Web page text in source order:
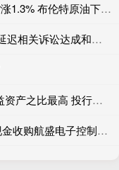
港股T+0配资APP下载 盘前：纳指期货涨1.3% 布伦特原油下跌6.1%
建宝优配平台 苹果就Siri人工智能功能延迟相关诉讼达成和解 重心转向人工智能的交付
股票怎么配资 国金证券自营非权益/权益资产之比最高 投行收入高达10亿元可利润仍为负值|券商年报
华城融配资官网 不停牌！广和通拟全现金收购航盛电子控制权，标的成立超32年，曾谋求A股独立上市